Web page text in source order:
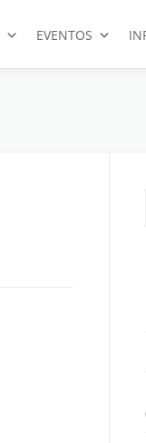
EVENTOS